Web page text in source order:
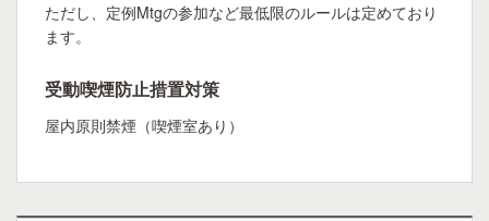
ただし、定例Mtgの参加など最低限のルールは定めており
ます。
受動喫煙防止措置対策
屋内原則禁煙（喫煙室あり）